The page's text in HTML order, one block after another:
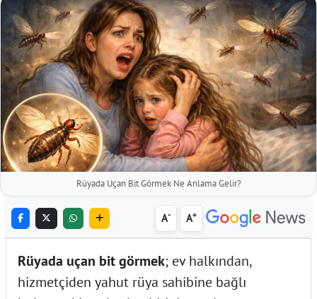
Rüyada Uçan Bit Görmek Ne Anlama Gelir?
A- A+
Rüyada uçan bit görmek; ev halkından,
hizmetçiden yahut rüya sahibine bağlı